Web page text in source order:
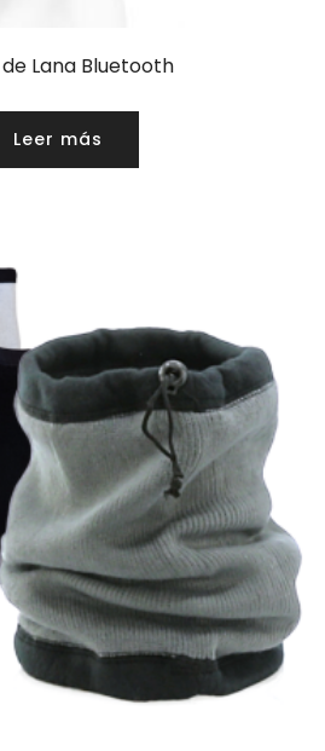
Lana Bluetooth
Leer más